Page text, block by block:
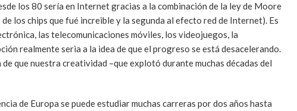
los 80 sería en Internet gracias a la combinación de la ley de Moore
los chips que fué increible y la segunda al efecto red de Internet). Es
las telecomunicaciones móviles, los videojuegos, la
realmente seria a la idea de que el progreso se está desacelerando.
que nuestra creatividad –que explotó durante muchas décadas del
de Europa se puede estudiar muchas carreras por dos años hasta